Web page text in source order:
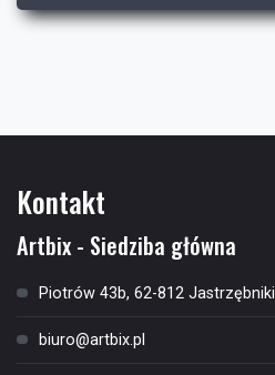
Kontakt
Artbix - Siedziba główna
Piotrów 43b, 62-812 Jastrzębniki
biuro@artbix.pl